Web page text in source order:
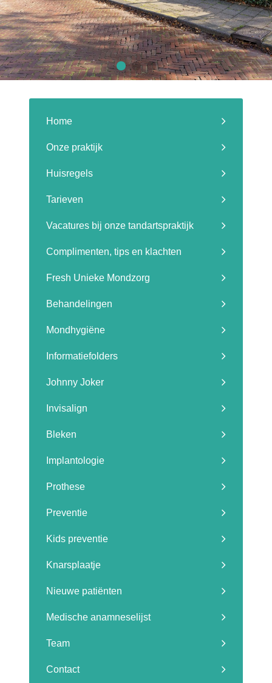
Home
Onze praktijk
Huisregels
Tarieven
Vacatures bij onze tandartspraktijk
Complimenten, tips en klachten
Fresh Unieke Mondzorg
Behandelingen
Mondhygiëne
Informatiefolders
Johnny Joker
Invisalign
Bleken
Implantologie
Prothese
Preventie
Kids preventie
Knarsplaatje
Nieuwe patiënten
Medische anamneselijst
Team
Contact